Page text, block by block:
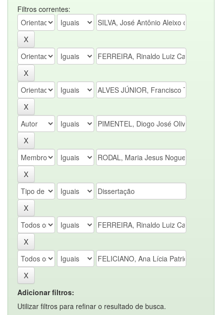
Filtros correntes:
Adicionar filtros:
Utilizar filtros para refinar o resultado de busca.